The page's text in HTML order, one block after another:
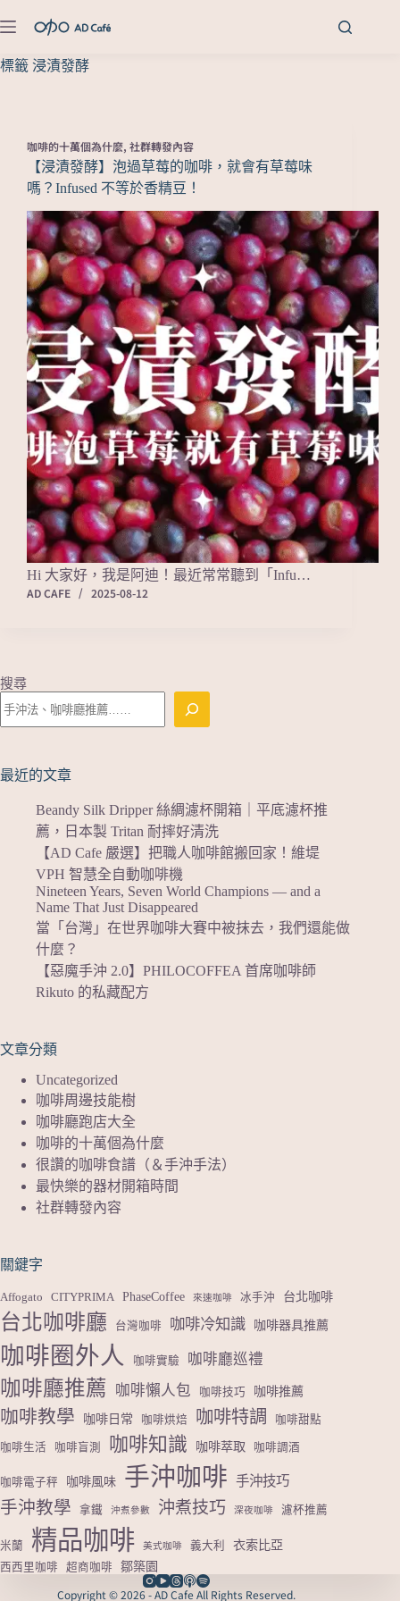
標籤 浸漬發酵
咖啡的十萬個為什麼, 社群轉發內容
【浸漬發酵】泡過草莓的咖啡，就會有草莓味
嗎？Infused 不等於香精豆！
Hi 大家好，我是阿迪！最近常常聽到「Infu…
AD CAFE
2025-08-12
搜尋
最近的文章
Beandy Silk Dripper 絲綢濾杯開箱｜平底濾杯推
薦，日本製 Tritan 耐摔好清洗
【AD Cafe 嚴選】把職人咖啡館搬回家！維堤
VPH 智慧全自動咖啡機
Nineteen Years, Seven World Champions — and a
Name That Just Disappeared
當「台灣」在世界咖啡大賽中被抹去，我們還能做
什麼？
【惡魔手沖 2.0】PHILOCOFFEA 首席咖啡師
Rikuto 的私藏配方
文章分類
Uncategorized
咖啡周邊技能樹
咖啡廳跑店大全
咖啡的十萬個為什麼
很讚的咖啡食譜（＆手沖手法）
最快樂的器材開箱時間
社群轉發內容
關鍵字
Affogato CITYPRIMA PhaseCoffee 來速咖啡 冰手沖 台北咖啡
台北咖啡廳 台灣咖啡 咖啡冷知識 咖啡器具推薦
咖啡圈外人 咖啡實驗 咖啡廳巡禮
咖啡廳推薦 咖啡懶人包 咖啡技巧 咖啡推薦
咖啡教學 咖啡日常 咖啡烘焙 咖啡特調 咖啡甜點
咖啡生活 咖啡盲測 咖啡知識 咖啡萃取 咖啡調酒
咖啡電子秤 咖啡風味 手沖咖啡 手沖技巧
手沖教學 拿鐵 沖煮參數 沖煮技巧 深夜咖啡 濾杯推薦
米蘭 精品咖啡 美式咖啡 義大利 衣索比亞
西西里咖啡 超商咖啡 鄒築園
Copyright © 2026 - AD Cafe All Rights Reserved.